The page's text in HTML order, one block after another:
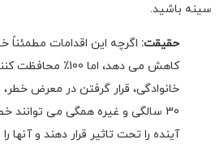
سینه باشید.
حقیقت: اگرچه این اقدامات مطمئناً
کاهش می دهد، اما
خانوادگی، قرار گرفتن در معرض خطر،
30 سالگی و غیره همگی می توانند
آینده را تحت تاثیر قرار دهند و آنها